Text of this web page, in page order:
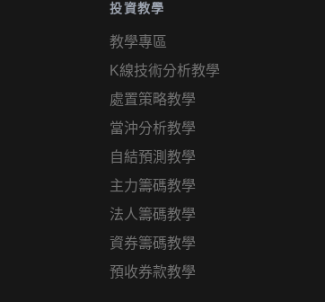
投資教學
教學專區
K線技術分析教學
處置策略教學
當沖分析教學
自結預測教學
主力籌碼教學
法人籌碼教學
資券籌碼教學
預收券款教學